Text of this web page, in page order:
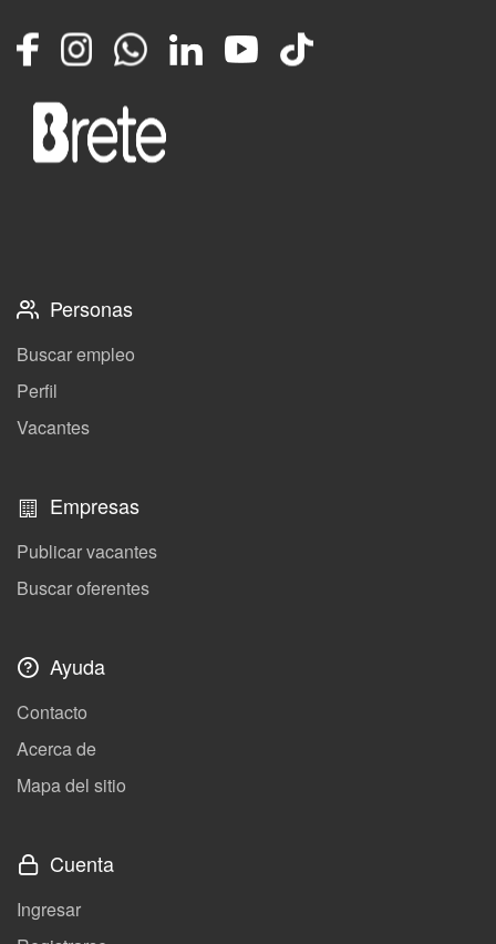
FacebookInstagramWhatsappLinkedInYouTube
TikTok
Personas
Buscar empleo
Perfil
Vacantes
Empresas
Publicar vacantes
Buscar oferentes
Ayuda
Contacto
Acerca de
Mapa del sitio
Cuenta
Ingresar